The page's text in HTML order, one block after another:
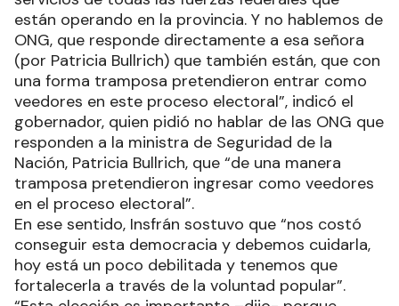
están operando en la provincia. Y no hablemos de
ONG, que responde directamente a esa señora
(por Patricia Bullrich) que también están, que con
una forma tramposa pretendieron entrar como
veedores en este proceso electoral”, indicó el
gobernador, quien pidió no hablar de las ONG que
responden a la ministra de Seguridad de la
Nación, Patricia Bullrich, que “de una manera
tramposa pretendieron ingresar como veedores
en el proceso electoral”.
En ese sentido, Insfrán sostuvo que “nos costó
conseguir esta democracia y debemos cuidarla,
hoy está un poco debilitada y tenemos que
fortalecerla a través de la voluntad popular”.